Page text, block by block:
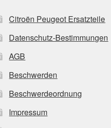
Citroën Peugeot Ersatzteile
Datenschutz-Bestimmungen
AGB
Beschwerden
Beschwerdeordnung
Impressum